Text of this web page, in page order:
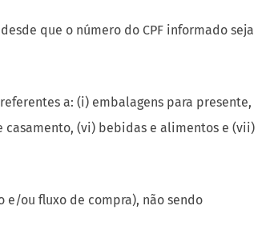
que o número do CPF informado seja
a: (i) embalagens para presente,
casamento, (vi) bebidas e alimentos e (vii)
e/ou fluxo de compra), não sendo